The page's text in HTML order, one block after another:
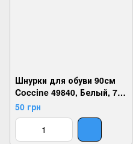
Шнурки для обуви 90см
Coccine 49840, Белый, 7,
2999860479249
50 грн